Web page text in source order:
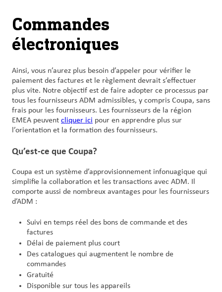
du client
Approvisionnement
Investisseurs
Commandes
électroniques
Ainsi, vous n’aurez plus besoin d’appeler pour vérifier le
paiement des factures et le règlement devrait s’effectuer
plus vite. Notre objectif est de faire adopter ce processus par
tous les fournisseurs ADM admissibles, y compris Coupa, sans
frais pour les fournisseurs. Les fournisseurs de la région
EMEA peuvent cliquer ici pour en apprendre plus sur
l’orientation et la formation des fournisseurs.
Qu’est-ce que Coupa?
Coupa est un système d’approvisionnement infonuagique qui
simplifie la collaboration et les transactions avec ADM. Il
comporte aussi de nombreux avantages pour les fournisseurs
d’ADM :
Suivi en temps réel des bons de commande et des
factures
Délai de paiement plus court
Des catalogues qui augmentent le nombre de
commandes
Gratuité
Disponible sur tous les appareils